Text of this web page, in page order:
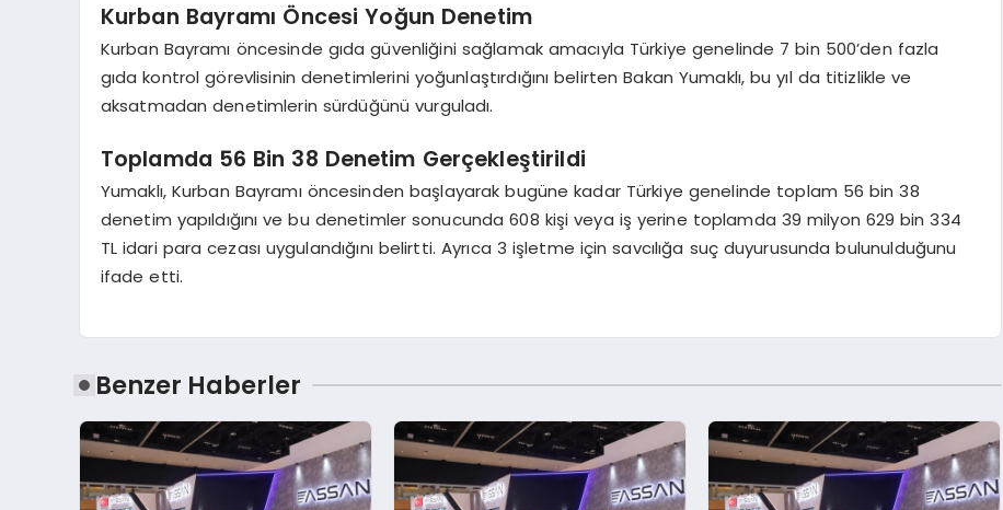
Kurban Bayramı Öncesi Yoğun Denetim
Kurban Bayramı öncesinde gıda güvenliğini sağlamak amacıyla Türkiye genelinde 7 bin 500’den fazla
gıda kontrol görevlisinin denetimlerini yoğunlaştırdığını belirten Bakan Yumaklı, bu yıl da titizlikle ve
aksatmadan denetimlerin sürdüğünü vurguladı.
Toplamda 56 Bin 38 Denetim Gerçekleştirildi
Yumaklı, Kurban Bayramı öncesinden başlayarak bugüne kadar Türkiye genelinde toplam 56 bin 38
denetim yapıldığını ve bu denetimler sonucunda 608 kişi veya iş yerine toplamda 39 milyon 629 bin 334
TL idari para cezası uygulandığını belirtti. Ayrıca 3 işletme için savcılığa suç duyurusunda bulunulduğunu
ifade etti.
Benzer Haberler